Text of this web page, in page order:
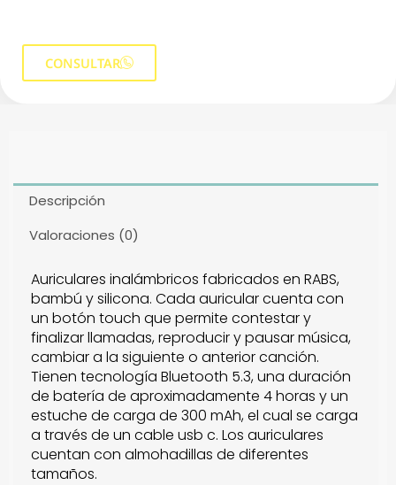
CONSULTAR
Descripción
Valoraciones (0)
Auriculares inalámbricos fabricados en RABS,
bambú y silicona. Cada auricular cuenta con
un botón touch que permite contestar y
finalizar llamadas, reproducir y pausar música,
cambiar a la siguiente o anterior canción.
Tienen tecnología Bluetooth 5.3, una duración
de batería de aproximadamente 4 horas y un
estuche de carga de 300 mAh, el cual se carga
a través de un cable usb c. Los auriculares
cuentan con almohadillas de diferentes
tamaños.